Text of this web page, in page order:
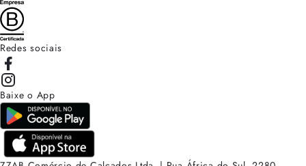
Redes sociais
Baixe o App